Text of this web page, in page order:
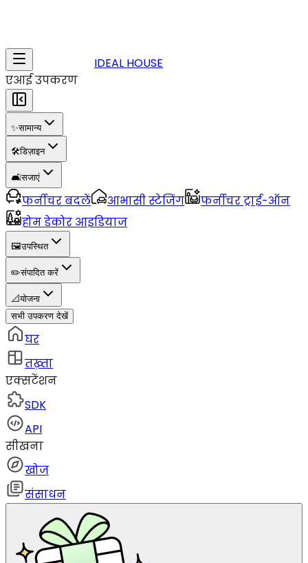
IDEAL HOUSE
एआई उपकरण
✨सामान्य
🛠️डिज़ाइन
🛋️सजाएं
फर्नीचर बदलें आभासी स्टेजिंग
फर्नीचर ट्राई-ऑन
होम डेकोर आइडियाज
🖼️उपस्थित
✏️संपादित करें
📐योजना
सभी उपकरण देखें
घर
तख़्ता
एक्सटेंशन
SDK
API
सीखना
खोज
संसाधन